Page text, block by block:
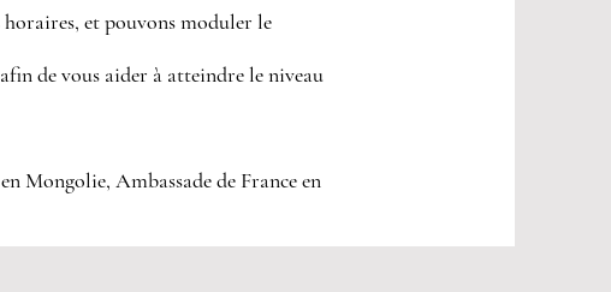
et pouvons moduler le
de vous aider à atteindre le niveau
Mongolie, Ambassade de France en